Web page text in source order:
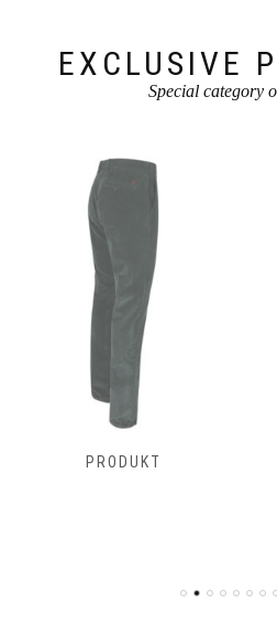
werden
EXCLUSIVE
Special category
PRODUKT